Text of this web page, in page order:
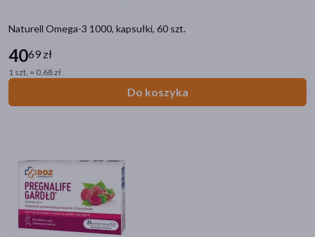
Naturell Omega-3 1000, kapsułki, 60 szt.
4069 zł
1 szt. = 0,68 zł
Do koszyka